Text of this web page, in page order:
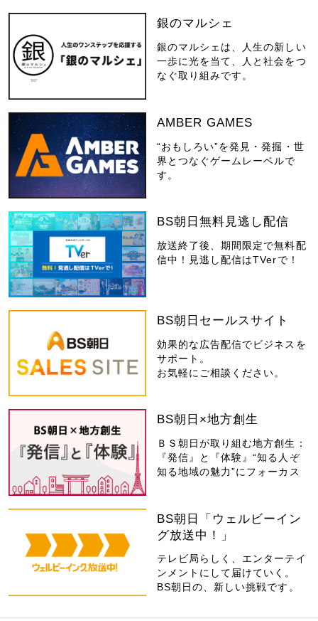
銀のマルシェ
銀のマルシェは、人生の新しい
一歩に光を当て、人と社会をつ
なぐ取り組みです。
AMBER GAMES
“おもしろい”を発見・発掘・世
界とつなぐゲームレーベルで
す。
BS朝日無料見逃し配信
放送終了後、期間限定で無料配
信中！見逃し配信はTVerで！
BS朝日セールスサイト
効果的な広告配信でビジネスを
サポート。
お気軽にご相談ください。
BS朝日×地方創生
ＢＳ朝日が取り組む地方創生：
『発信』と『体験』“知る人ぞ
知る地域の魅力”にフォーカス
BS朝日「ウェルビーイン
グ放送中！」
テレビ局らしく、エンターテイ
ンメントにして届けていく。
BS朝日の、新しい挑戦です。